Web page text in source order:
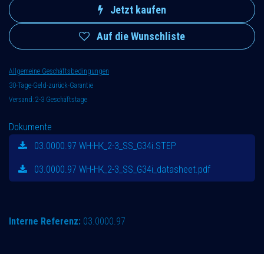
Jetzt kaufen
Auf die Wunschliste
Allgemeine Geschäftsbedingungen
30-Tage-Geld-zurück-Garantie
Versand: 2-3 Geschäftstage
Dokumente
03.0000.97 WH-HK_2-3_SS_G34i.STEP
03.0000.97 WH-HK_2-3_SS_G34i_datasheet.pdf
Interne Referenz: 03.0000.97